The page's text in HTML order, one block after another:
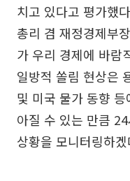
치고 있다고 평가했
총리 겸 재정경제부
가 우리 경제에 바람
일방적 쏠림 현상은
및 미국 물가 동향
아질 수 있는 만큼
상황을 모니터링하